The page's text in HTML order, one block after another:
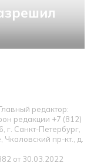
редактор:
редакции +7 (812)
г. Санкт-Петербург,
Чкаловский пр-кт., д.
от 30.03.2022